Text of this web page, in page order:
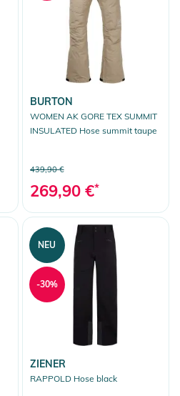
BURTON
WOMEN AK GORE TEX SUMMIT
INSULATED Hose summit taupe
439,90 €
269,90 €*
ZIENER
RAPPOLD Hose black
NEU
-30%